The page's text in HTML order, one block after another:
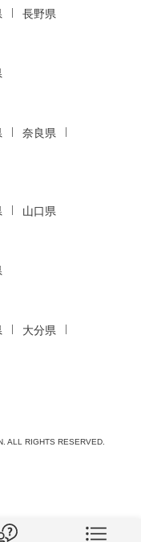
長野県
奈良県
山口県
大分県
ALL RIGHTS RESERVED.